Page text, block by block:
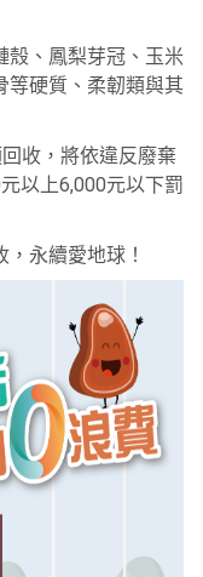
殼、鳳梨芽冠、玉米
等硬質、柔韌類與其
收，將依違反廢棄
以上6,000元以下罰
永續愛地球！